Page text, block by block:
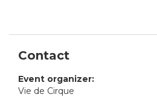
Contact
Event organizer:
Vie de Cirque